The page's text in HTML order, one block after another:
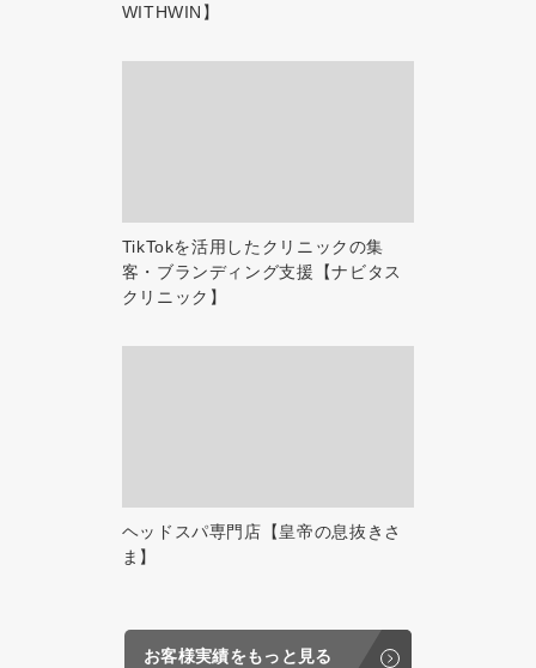
WITHWIN】
TikTokを活用したクリニックの集
客・ブランディング支援【ナビタス
クリニック】
ヘッドスパ専門店【皇帝の息抜きさ
ま】
お客様実績をもっと見る